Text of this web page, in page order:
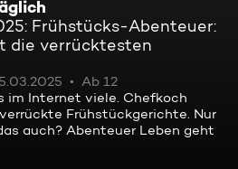
Frühstücks-Abenteuer:
die verrücktesten
Ab 12
im Internet viele. Chefkoch
Frühstückgerichte. Nur
auch? Abenteuer Leben geht